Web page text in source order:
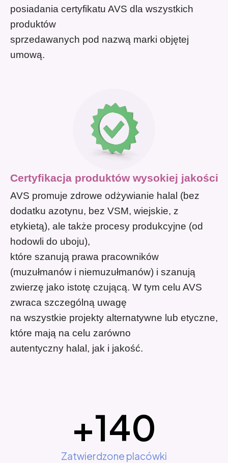
posiadania certyfikatu AVS dla wszystkich
produktów
sprzedawanych pod nazwą marki objętej
umową.
Certyfikacja produktów wysokiej jakości
AVS promuje zdrowe odżywianie halal (bez
dodatku azotynu, bez VSM, wiejskie, z
etykietą), ale także procesy produkcyjne (od
hodowli do uboju),
które szanują prawa pracowników
(muzułmanów i niemuzułmanów) i szanują
zwierzę jako istotę czującą. W tym celu AVS
zwraca szczególną uwagę
na wszystkie projekty alternatywne lub etyczne,
które mają na celu zarówno
autentyczny halal, jak i jakość.
Zatwierdzone placówki
+140